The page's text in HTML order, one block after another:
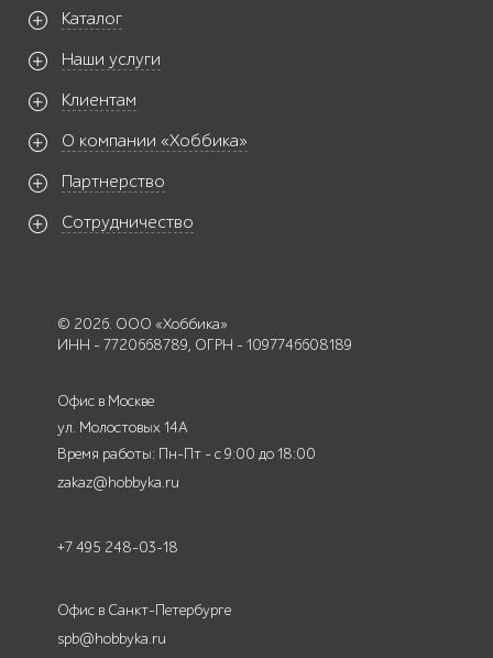
Каталог
Наши услуги
Клиентам
О компании «Хоббика»
Партнерство
Сотрудничество
© 2026. ООО «Хоббика»
ИНН - 7720668789, ОГРН - 1097746608189
Офис в Москве
ул. Молостовых 14А
Время работы: Пн-Пт - с 9:00 до 18:00
zakaz@hobbyka.ru
+7 495 248-03-18
Офис в Санкт-Петербурге
spb@hobbyka.ru